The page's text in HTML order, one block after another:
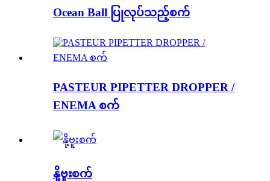
Ocean Ball ပြုလုပ်သည့်စက်
PASTEUR PIPETTER DROPPER /
ENEMA စက်
နို့ဗူးစက်